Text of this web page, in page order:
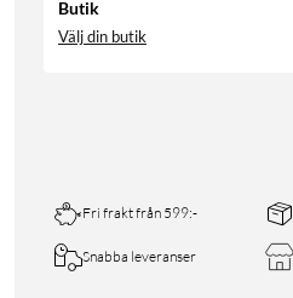
Butik
Välj din butik
Fri frakt från 599:-
Snabba leveranser